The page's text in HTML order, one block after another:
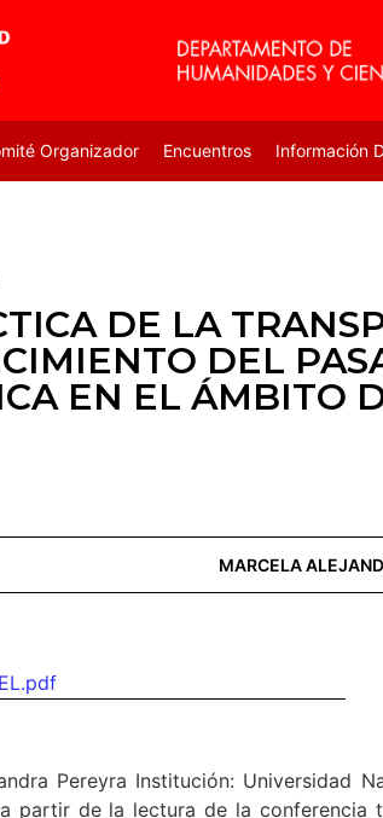
Organizador Encuentros Información
DE LA
DEL
EN EL ÁMBITO
MARCELA
Pereyra Institución: Universidad
partir de la lectura de la conferencia